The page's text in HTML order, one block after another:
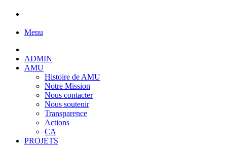
Menu
ADMIN
AMU
Histoire de AMU
Notre Mission
Nous contacter
Nous soutenir
Transparence
Actions
CA
PROJETS